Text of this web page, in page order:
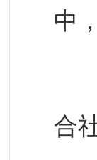
中
合